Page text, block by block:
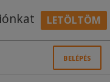
LETÖLTÖM
BELÉPÉS